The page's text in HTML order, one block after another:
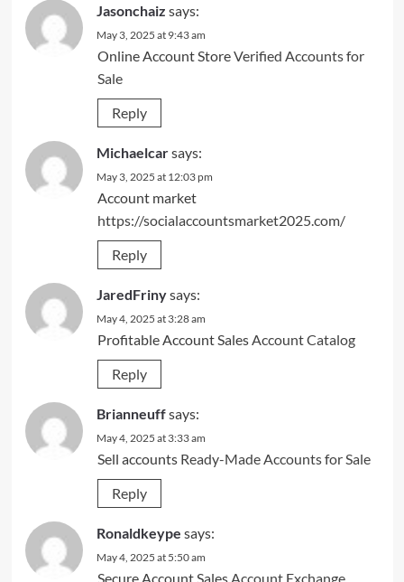
Jasonchaiz says:
May 3, 2025 at 9:43 am
Online Account StoreVerified Accounts for
Sale
Reply
Michaelcarsays:
May 3, 2025 at 12:03 pm
Account market
https://socialaccountsmarket2025.com/
Reply
JaredFrinysays:
May 4, 2025 at 3:28 am
Profitable Account Sales Account Catalog
Reply
Brianneuffsays:
May 4, 2025 at 3:33 am
Sell accounts Ready-Made Accounts for Sale
Reply
Ronaldkeype says:
May 4, 2025 at 5:50 am
Secure Account Sales Account Exchange